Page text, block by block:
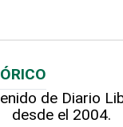
de Diario
desde el 2004.